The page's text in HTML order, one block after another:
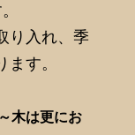
り入れ、季
す。
木は更にお